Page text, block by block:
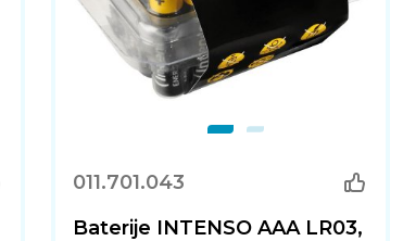
011.701.043
Baterije INTENSO AAA LR03,